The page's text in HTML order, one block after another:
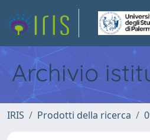
Archivio
IRIS Prodotti della ricerca